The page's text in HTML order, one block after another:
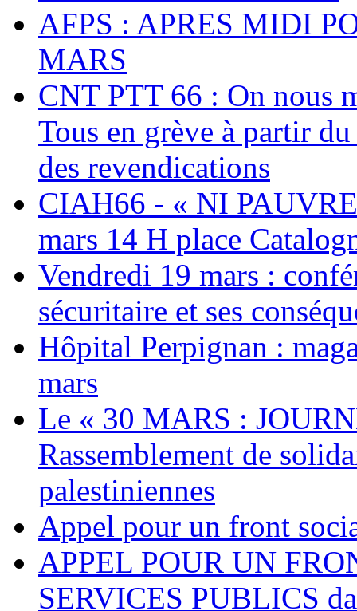
AFPS : APRES MIDI
MARS
CNT PTT 66 : On nous
Tous en grève à partir
des revendications
CIAH66 - « NI
mars 14 H place
Vendredi 19 mars :
sécuritaire et ses
Hôpital Perpignan :
mars
Le « 30 MARS :
Rassemblement de
palestiniennes
Appel pour un front
APPEL POUR UN
SERVICES PUBLICS